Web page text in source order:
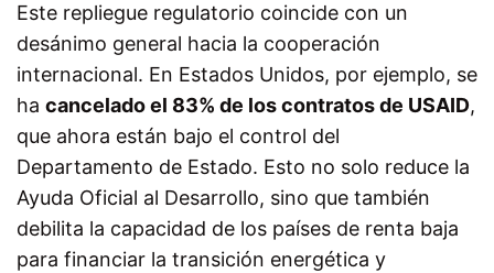
Este repliegue regulatorio coincide con un
desánimo general hacia la cooperación
internacional. En Estados Unidos, por ejemplo, se
ha cancelado el 83% de los contratos de USAID,
que ahora están bajo el control del
Departamento de Estado. Esto no solo reduce la
Ayuda Oficial al Desarrollo, sino que también
debilita la capacidad de los países de renta baja
para financiar la transición energética y